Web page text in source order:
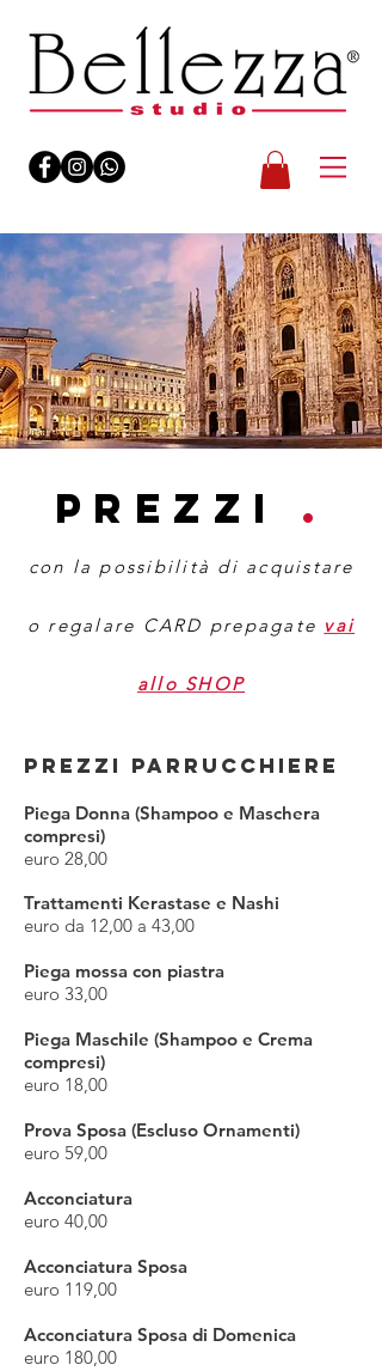
PREZZI .
con la possibilità di acquistare
o regalare CARD prepagate vai
allo SHOP
PREZZI PARRUCCHIERE
Piega Donna (Shampoo e Maschera
compresi)
euro 28,00
Trattamenti Kerastase e Nashi
euro da 12,00 a 43,00
Piega mossa con piastra
euro 33,00
Piega Maschile (Shampoo e Crema
compresi)
euro 18,00
Prova Sposa (Escluso Ornamenti)
euro 59,00
Acconciatura
euro 40,00
Acconciatura Sposa
euro 119,00
Acconciatura Sposa di Domenica
euro 180,00